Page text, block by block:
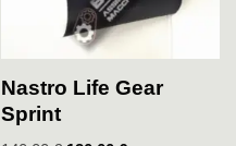
Nastro Life Gear
Sprint